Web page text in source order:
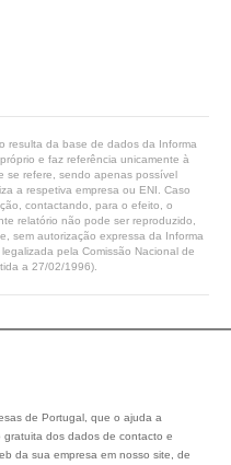
resulta da base de dados da Informa
e faz referência unicamente à
se refere, sendo apenas possível
a respetiva empresa ou ENI. Caso
contactando, para o efeito, o
relatório não pode ser reproduzido,
sem autorização expressa da Informa
pela Comissão Nacional de
a 27/02/1996).
de Portugal, que o ajuda a
dos dados de contacto e
da sua empresa em nosso site, de